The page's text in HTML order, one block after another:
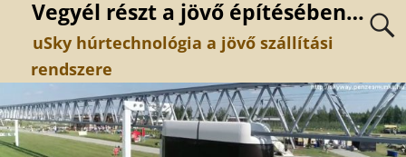
Vegyél részt a jövő építésében…
uSky húrtechnológia a jövő szállítási
rendszere